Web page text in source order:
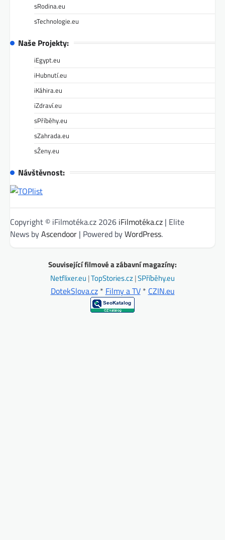
sRodina.eu
sTechnologie.eu
Naše Projekty:
iEgypt.eu
iHubnutí.eu
iKáhira.eu
iZdraví.eu
sPříběhy.eu
sZahrada.eu
sŽeny.eu
Návštěvnost:
Copyright © iFilmotéka.cz 2026 iFilmotéka.cz | Elite
News byAscendoor | Powered byWordPress.
Související filmové a zábavní magazíny:
Netflixer.eu |TopStories.cz|SPříběhy.eu
DotekSlova.cz* Filmy a TV* CZIN.eu